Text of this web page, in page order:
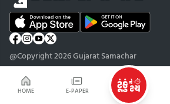
HOME E-PAPER
@Copyright 2026 Gujarat Samachar